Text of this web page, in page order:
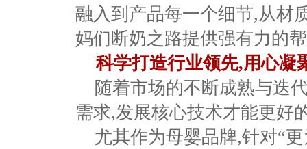
融入到产品每一个细节,从材
妈们断奶之路提供强有力的
科学打造行业领先,用心凝
随着市场的不断成熟与迭
需求,发展核心技术才能更好
尤其作为母婴品牌,针对“